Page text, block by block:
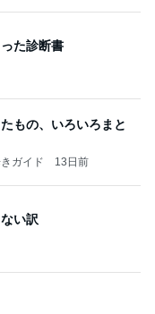
た診断書
もの、いろいろまと
ガイド 13日前
い訳